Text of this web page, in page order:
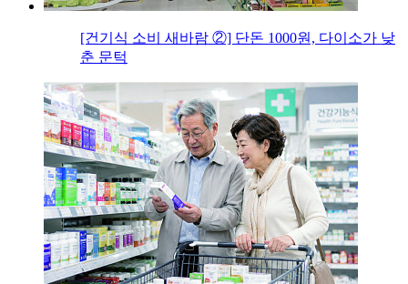
[건기식 소비 새바람 ②] 단돈 1000원, 다이소가 낮
춘 문턱